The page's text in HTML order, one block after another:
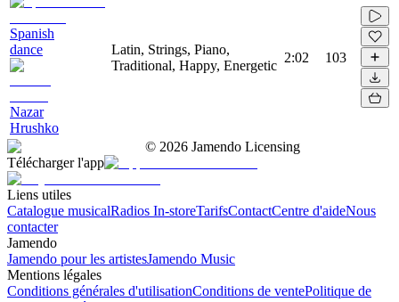
Spanish
dance
Nazar
Hrushko
Latin, Strings, Piano,
Traditional, Happy, Energetic
2:02 103
© 2026 Jamendo Licensing
Télécharger l'app
Liens utiles
Catalogue musicalRadios In-storeTarifsContactCentre d'aideNous
contacter
Jamendo
Jamendo pour les artistesJamendo Music
Mentions légales
Conditions générales d'utilisationConditions de ventePolitique de